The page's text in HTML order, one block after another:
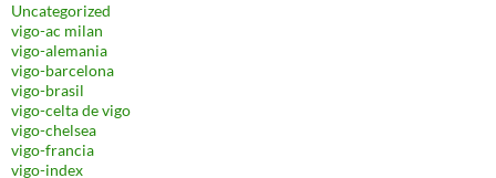
Uncategorized
vigo-ac milan
vigo-alemania
vigo-barcelona
vigo-brasil
vigo-celta de vigo
vigo-chelsea
vigo-francia
vigo-index